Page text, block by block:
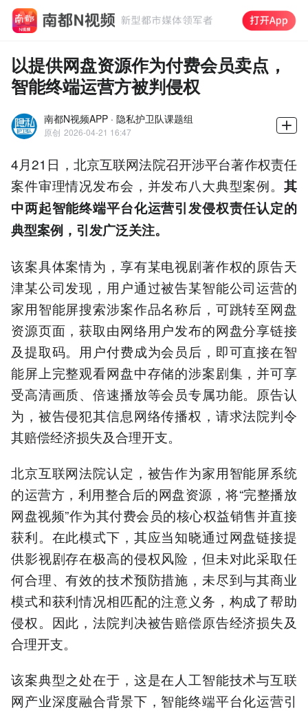
以提供网盘资源作为付费会员卖点，
智能终端运营方被判侵权
南都N视频APP · 隐私护卫队课题组
原创 2026-04-21 16:47
4月21日，北京互联网法院召开涉平台著作权责任
案件审理情况发布会，并发布八大典型案例。 其
中两起智能终端平台化运营引发侵权责任认定的
典型案例，引发广泛关注。
该案具体案情为，享有某电视剧著作权的原告天
津某公司发现，用户通过被告某智能公司运营的
家用智能屏搜索涉案作品名称后，可跳转至网盘
资源页面，获取由网络用户发布的网盘分享链接
及提取码。用户付费成为会员后，即可直接在智
能屏上完整观看网盘中存储的涉案剧集，并可享
受高清画质、倍速播放等会员专属功能。原告认
为，被告侵犯其信息网络传播权，请求法院判令
其赔偿经济损失及合理开支。
北京互联网法院认定，被告作为家用智能屏系统
的运营方，利用整合后的网盘资源，将“完整播放
网盘视频”作为其付费会员的核心权益销售并直接
获利。在此模式下，其应当知晓通过网盘链接提
供影视剧存在极高的侵权风险，但未对此采取任
何合理、有效的技术预防措施，未尽到与其商业
模式和获利情况相匹配的注意义务，构成了帮助
侵权。因此，法院判决被告赔偿原告经济损失及
合理开支。
该案典型之处在于，这是在人工智能技术与互联
网产业深度融合背景下，智能终端平台化运营引